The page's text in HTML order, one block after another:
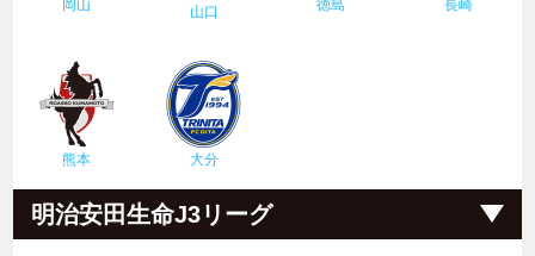
岡山 山口 徳島 長崎
熊本 大分
明治安田生命J3リーグ